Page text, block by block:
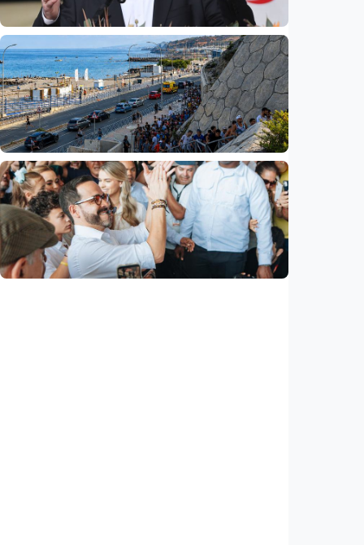
Internasional
Pezeshkian: Iran siap berdialog, tetapi tak
bisa dipaksa menyerah
Indonesia•08 Aug 2026
Internasional
Krisis migran picu konflik baru di Eropa,
Spanyol balik perketat perbatasan Italia
Indonesia• 08 Aug 2026